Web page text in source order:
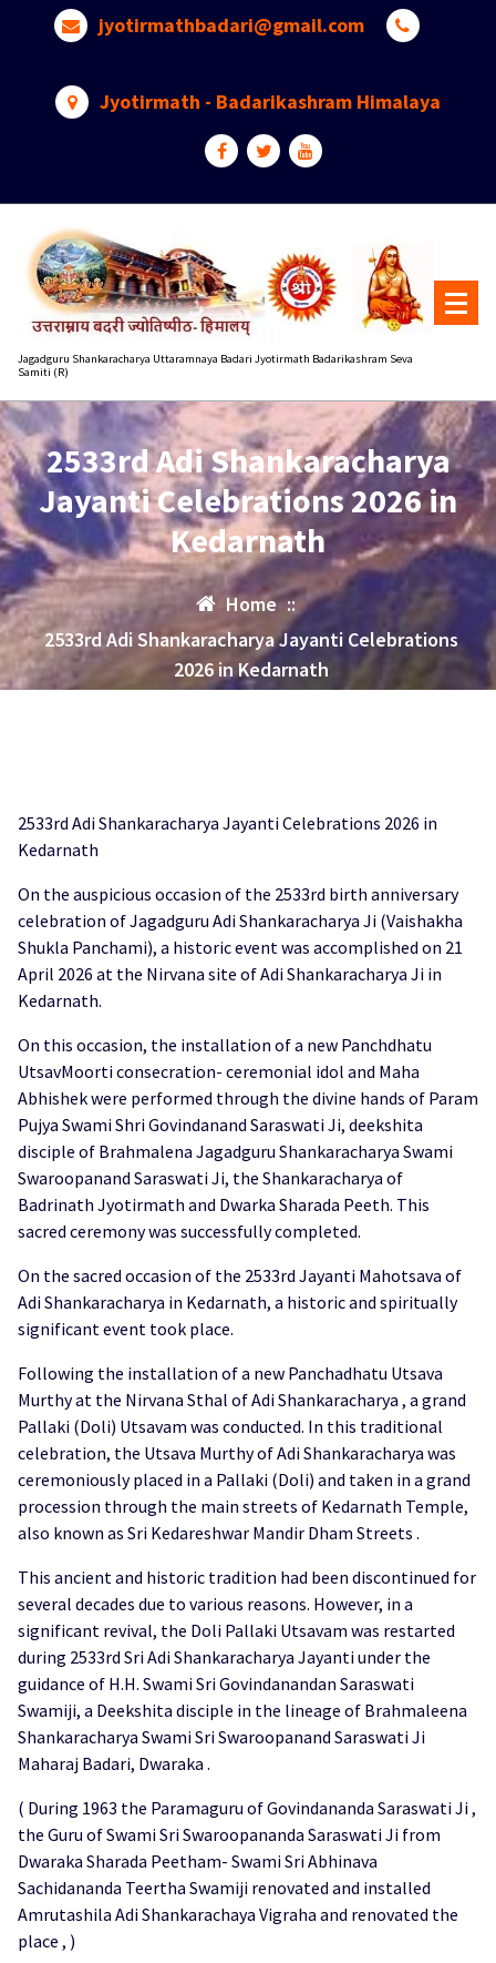
jyotirmathbadari@gmail.com
Jyotirmath - Badarikashram Himalaya
Jagadguru Shankaracharya Uttaramnaya Badari Jyotirmath Badarikashram Seva
Samiti (R)
2533rd Adi Shankaracharya
Jayanti Celebrations 2026 in
Kedarnath
Home ::
2533rd Adi Shankaracharya Jayanti Celebrations
2026 in Kedarnath
2533rd Adi Shankaracharya Jayanti Celebrations 2026 in
Kedarnath
On the auspicious occasion of the 2533rd birth anniversary
celebration of Jagadguru Adi Shankaracharya Ji (Vaishakha
Shukla Panchami), a historic event was accomplished on 21
April 2026 at the Nirvana site of Adi Shankaracharya Ji in
Kedarnath.
On this occasion, the installation of a new Panchdhatu
UtsavMoorti consecration- ceremonial idol and Maha
Abhishek were performed through the divine hands of Param
Pujya Swami Shri Govindanand Saraswati Ji, deekshita
disciple of Brahmalena Jagadguru Shankaracharya Swami
Swaroopanand Saraswati Ji, the Shankaracharya of
Badrinath Jyotirmath and Dwarka Sharada Peeth. This
sacred ceremony was successfully completed.
On the sacred occasion of the 2533rd Jayanti Mahotsava of
Adi Shankaracharya in Kedarnath, a historic and spiritually
significant event took place.
Following the installation of a new Panchadhatu Utsava
Murthy at the Nirvana Sthal of Adi Shankaracharya , a grand
Pallaki (Doli) Utsavam was conducted. In this traditional
celebration, the Utsava Murthy of Adi Shankaracharya was
ceremoniously placed in a Pallaki (Doli) and taken in a grand
procession through the main streets of Kedarnath Temple,
also known as Sri Kedareshwar Mandir Dham Streets .
This ancient and historic tradition had been discontinued for
several decades due to various reasons. However, in a
significant revival, the Doli Pallaki Utsavam was restarted
during 2533rd Sri Adi Shankaracharya Jayanti under the
guidance of H.H. Swami Sri Govindanandan Saraswati
Swamiji, a Deekshita disciple in the lineage of Brahmaleena
Shankaracharya Swami Sri Swaroopanand Saraswati Ji
Maharaj Badari, Dwaraka .
( During 1963 the Paramaguru of Govindananda Saraswati Ji ,
the Guru of Swami Sri Swaroopananda Saraswati Ji from
Dwaraka Sharada Peetham- Swami Sri Abhinava
Sachidananda Teertha Swamiji renovated and installed
Amrutashila Adi Shankarachaya Vigraha and renovated the
place , )